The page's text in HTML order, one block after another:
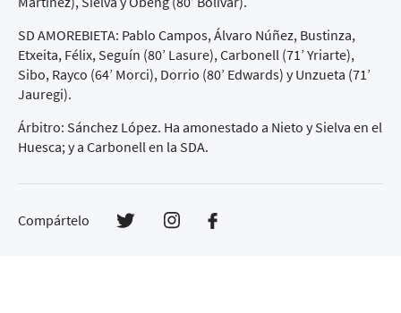
SD AMOREBIETA: Pablo Campos, Álvaro Núñez, Bustinza,
Etxeita, Félix, Seguín (80’ Lasure), Carbonell (71’ Yriarte),
Sibo, Rayco (64’ Morci), Dorrio (80’ Edwards) y Unzueta (71’
Jauregi).
Árbitro: Sánchez López. Ha amonestado a Nieto y Sielva en el
Huesca; y a Carbonell en la SDA.
Compártelo